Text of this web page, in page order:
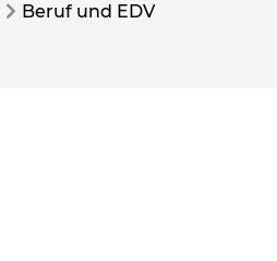
Beruf und EDV